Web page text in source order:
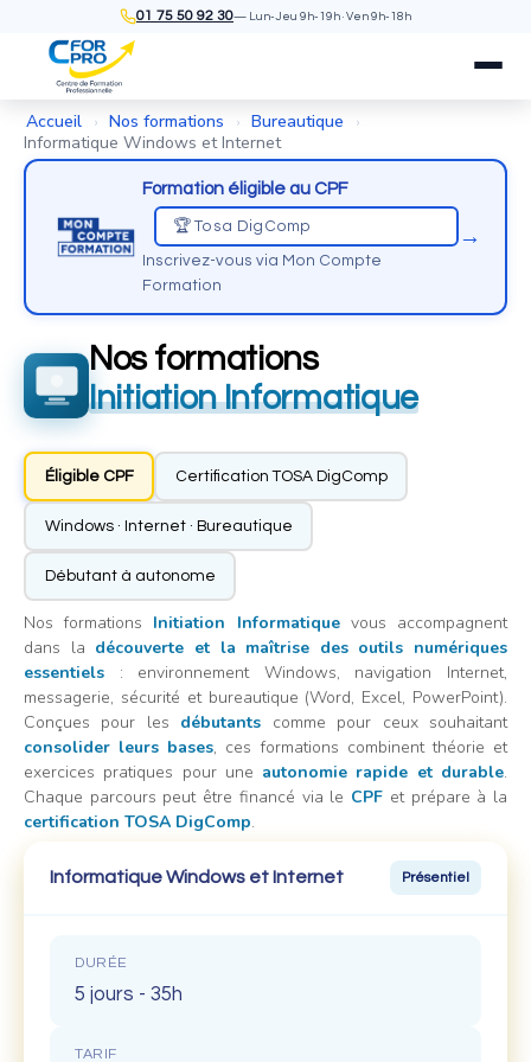
01 75 50 92 30— Lun-Jeu 9h-19h · Ven 9h-18h
Accueil › Nos formations › Bureautique ›
Informatique Windows et Internet
Formation éligible au CPF
🏆 Tosa DigComp
Inscrivez-vous via Mon Compte
Formation
→
Nos formations
Initiation Informatique
Éligible CPF Certification TOSA DigComp
Windows · Internet · Bureautique
Débutant à autonome
Nos formations Initiation Informatiquevous accompagnent
dans la découverte et la maîtrise des outils numériques
essentiels : environnement Windows, navigation Internet,
messagerie, sécurité et bureautique (Word, Excel, PowerPoint).
Conçues pour les débutants comme pour ceux souhaitant
consolider leurs bases, ces formations combinent théorie et
exercices pratiques pour une autonomie rapide et durable.
Chaque parcours peut être financé via le CPF et prépare à la
certification TOSA DigComp.
Informatique Windows et Internet Présentiel
DURÉE
5 jours - 35h
TARIF